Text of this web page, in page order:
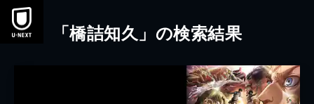
本文へスキップ
「橋詰知久」の検索結果